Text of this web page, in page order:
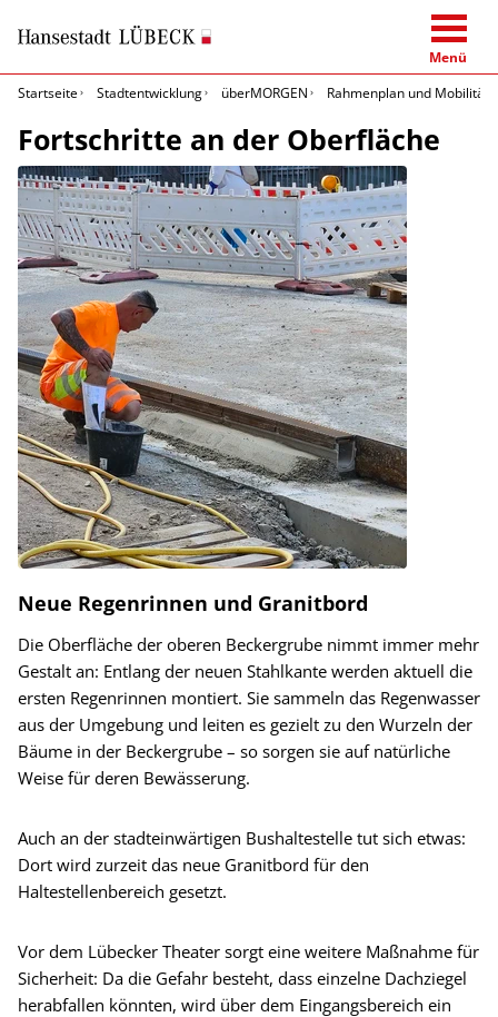
Menü
Startseite
Stadtentwicklung überMORGEN Rahmenplan und
Fortschritte an der Oberfläche
Neue Regenrinnen und Granitbord
Die Oberfläche der oberen Beckergrube nimmt immer mehr
Gestalt an: Entlang der neuen Stahlkante werden aktuell die
ersten Regenrinnen montiert. Sie sammeln das Regenwasser
aus der Umgebung und leiten es gezielt zu den Wurzeln der
Bäume in der Beckergrube – so sorgen sie auf natürliche
Weise für deren Bewässerung.
Auch an der stadteinwärtigen Bushaltestelle tut sich etwas:
Dort wird zurzeit das neue Granitbord für den
Haltestellenbereich gesetzt.
Vor dem Lübecker Theater sorgt eine weitere Maßnahme für
Sicherheit: Da die Gefahr besteht, dass einzelne Dachziegel
herabfallen könnten, wird über dem Eingangsbereich ein